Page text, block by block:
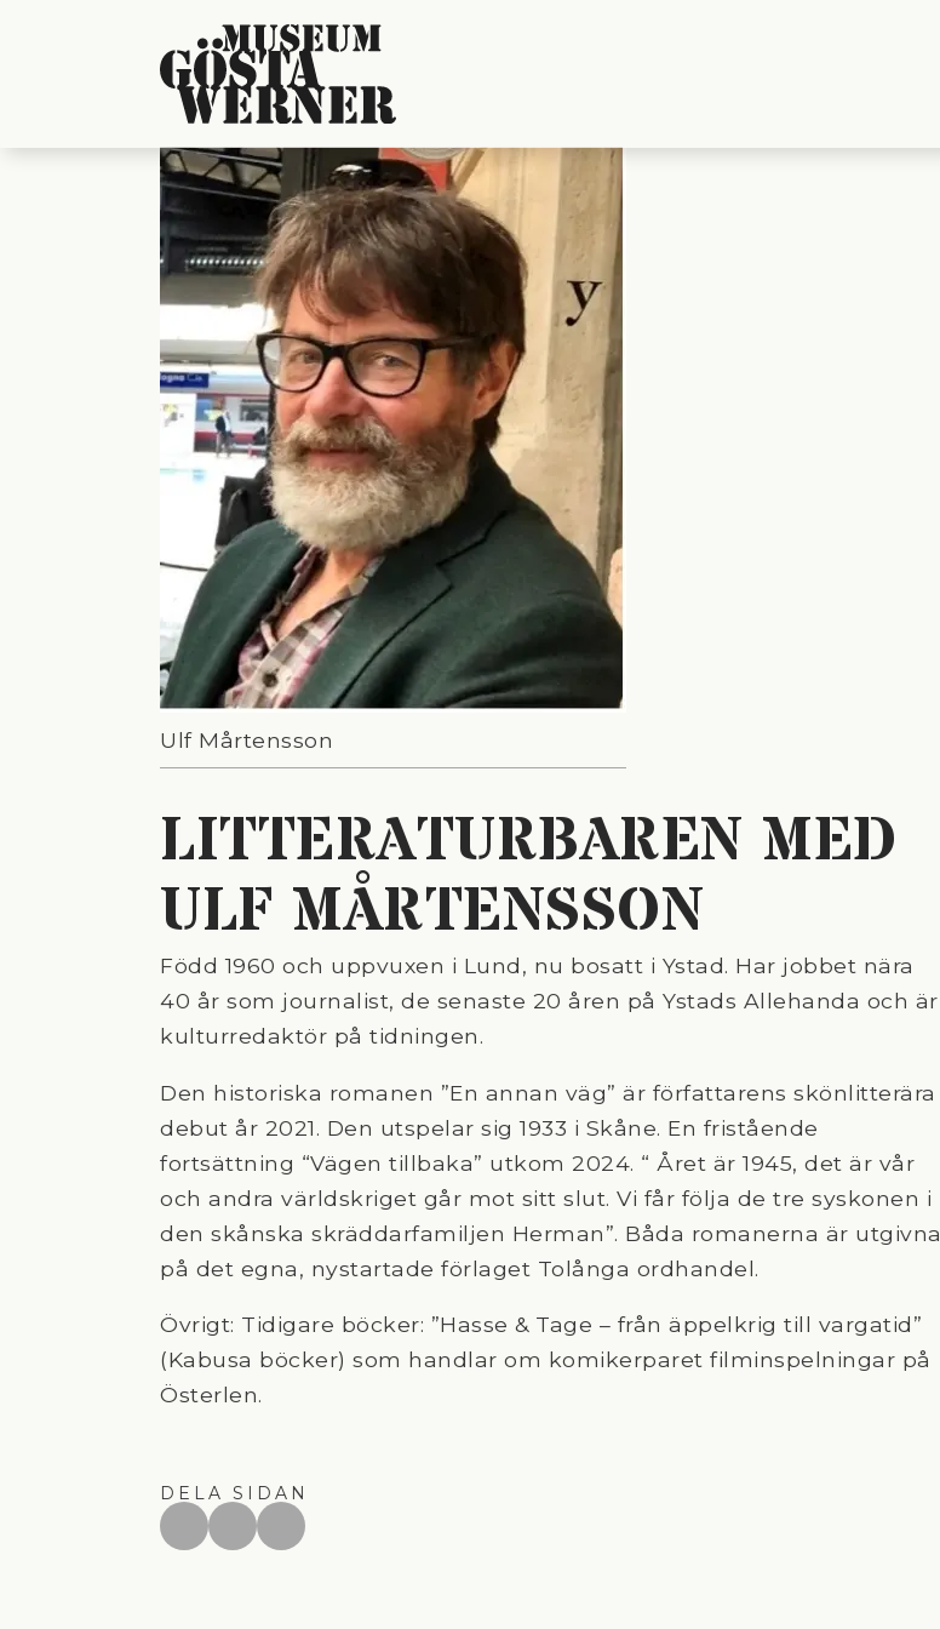
Ulf Mårtensson
LITTERATURBAREN MED
ULF MÅRTENSSON
Född 1960 och uppvuxen i Lund, nu bosatt i Ystad. Har jobbet nära
40 år som journalist, de senaste 20 åren på Ystads Allehanda och är
kulturredaktör på tidningen.
Den historiska romanen ”En annan väg” är författarens skönlitterära
debut år 2021. Den utspelar sig 1933 i Skåne. En fristående
fortsättning “Vägen tillbaka” utkom 2024. “ Året är 1945, det är vår
och andra världskriget går mot sitt slut. Vi får följa de tre syskonen i
den skånska skräddarfamiljen Herman”. Båda romanerna är utgivna
på det egna, nystartade förlaget Tolånga ordhandel.
Övrigt: Tidigare böcker: ”Hasse & Tage – från äppelkrig till vargatid”
(Kabusa böcker) som handlar om komikerparet filminspelningar på
Österlen.
DELA SIDAN